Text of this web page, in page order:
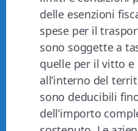
delle esenzioni
spese per il
sono soggette a
quelle per il vitto e
all’interno del
sono deducibili
dell’importo